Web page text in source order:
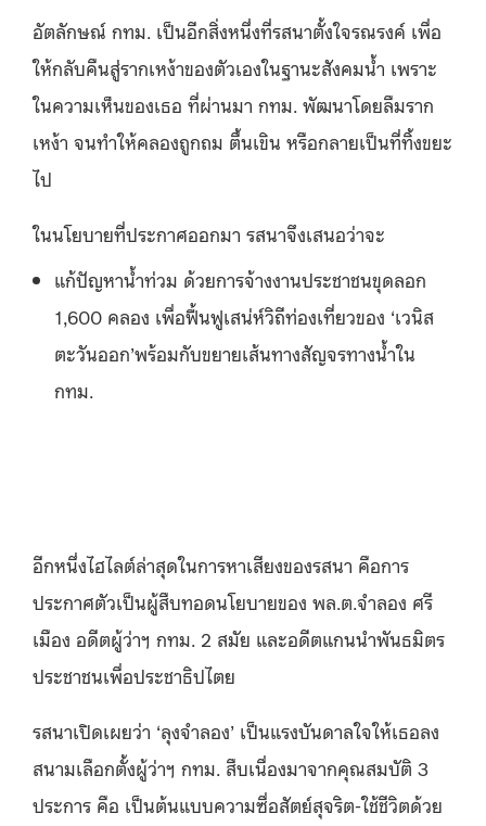
อัตลักษณ์ กทม. เป็นอีกสิ่งหนึ่งที่รสนาตั้งใจรณรงค์ เพื่อ
ให้กลับคืนสู่รากเหง้าของตัวเองในฐานะสังคมน้ำ เพราะ
ในความเห็นของเธอ ที่ผ่านมา กทม. พัฒนาโดยลืมราก
เหง้า จนทำให้คลองถูกถม ตื้นเขิน หรือกลายเป็นที่ทิ้งขยะ
ไป
ในนโยบายที่ประกาศออกมา รสนาจึงเสนอว่าจะ
แก้ปัญหาน้ำท่วม ด้วยการจ้างงานประชาชนขุดลอก
1,600 คลอง เพื่อฟื้นฟูเสน่ห์วิถีท่องเที่ยวของ ‘เวนิส
ตะวันออก’พร้อมกับขยายเส้นทางสัญจรทางน้ำใน
กทม.
อีกหนึ่งไฮไลต์ล่าสุดในการหาเสียงของรสนา คือการ
ประกาศตัวเป็นผู้สืบทอดนโยบายของ พล.ต.จำลอง ศรี
เมือง อดีตผู้ว่าฯ กทม. 2 สมัย และอดีตแกนนำพันธมิตร
ประชาชนเพื่อประชาธิปไตย
รสนาเปิดเผยว่า ‘ลุงจำลอง’ เป็นแรงบันดาลใจให้เธอลง
สนามเลือกตั้งผู้ว่าฯ กทม. สืบเนื่องมาจากคุณสมบัติ 3
ประการ คือ เป็นต้นแบบความซื่อสัตย์สุจริต-ใช้ชีวิตด้วย